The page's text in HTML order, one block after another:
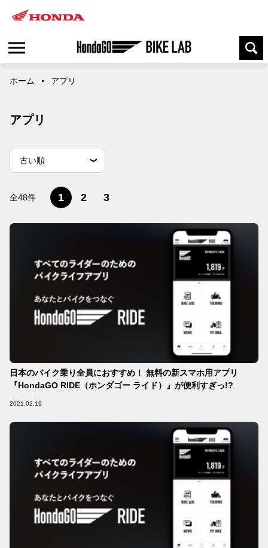
ホーム アプリ
アプリ
並
替
条
並べ替え条件
新しい順
古い順
全48件
1 2 3
日本のバイク乗り全員におすすめ！ 無料の新スマホ用アプリ
『HondaGO RIDE（ホンダゴー ライド）』が便利すぎっ!?
2021.02.19